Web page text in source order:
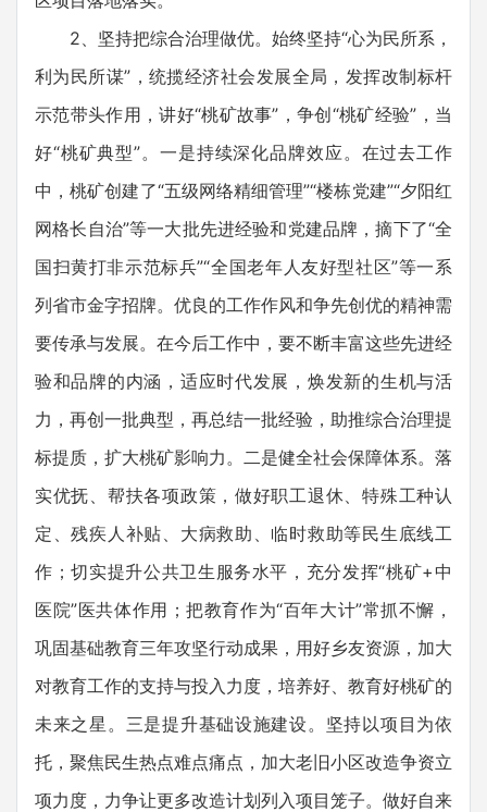
2、坚持把综合治理做优。始终坚持“心为民所系，
利为民所谋”，统揽经济社会发展全局，发挥改制标杆
示范带头作用，讲好“桃矿故事”，争创“桃矿经验”，当
好“桃矿典型”。一是持续深化品牌效应。在过去工作
中，桃矿创建了“五级网络精细管理”“楼栋党建”“夕阳红
网格长自治”等一大批先进经验和党建品牌，摘下了“全
国扫黄打非示范标兵”“全国老年人友好型社区”等一系
列省市金字招牌。优良的工作作风和争先创优的精神需
要传承与发展。在今后工作中，要不断丰富这些先进经
验和品牌的内涵，适应时代发展，焕发新的生机与活
力，再创一批典型，再总结一批经验，助推综合治理提
标提质，扩大桃矿影响力。二是健全社会保障体系。落
实优抚、帮扶各项政策，做好职工退休、特殊工种认
定、残疾人补贴、大病救助、临时救助等民生底线工
作；切实提升公共卫生服务水平，充分发挥“桃矿+中
医院”医共体作用；把教育作为“百年大计”常抓不懈，
巩固基础教育三年攻坚行动成果，用好乡友资源，加大
对教育工作的支持与投入力度，培养好、教育好桃矿的
未来之星。三是提升基础设施建设。坚持以项目为依
托，聚焦民生热点难点痛点，加大老旧小区改造争资立
项力度，力争让更多改造计划列入项目笼子。做好自来